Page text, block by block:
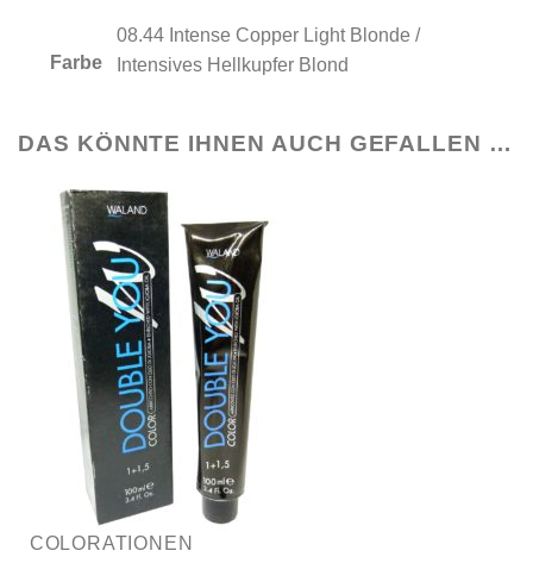
Farbe
08.44 Intense Copper Light Blonde /
Intensives Hellkupfer Blond
DAS KÖNNTE IHNEN AUCH GEFALLEN …
COLORATIONEN